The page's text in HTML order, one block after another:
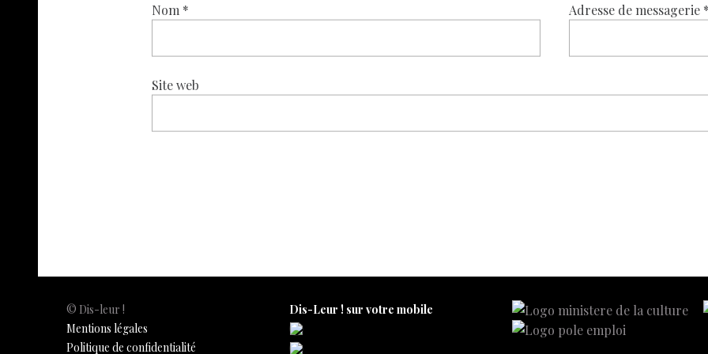
Nom * Adresse de messagerie
Site web
© Dis-leur !
Mentions légales
Politique de confidentialité
Dis-Leur ! sur votre mobile